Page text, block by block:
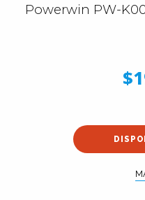
Powerwin PW-